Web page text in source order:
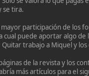
se tira.
mayor participación de los
cual puede aportar algo de
trabajo a Miquel y los
de la revista y los
más artículos para el